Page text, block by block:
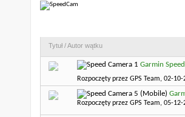
Tytuł/Autor wątku
Garmin
Rozpoczęty przez GPS Team, 02-10-
Rozpoczęty przez GPS Team, 05-12-